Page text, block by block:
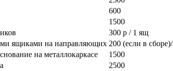
600
1500
300 р / 1 ящ
ящиками на направляющих 200 (если в
на металлокаркасе
1500
2500